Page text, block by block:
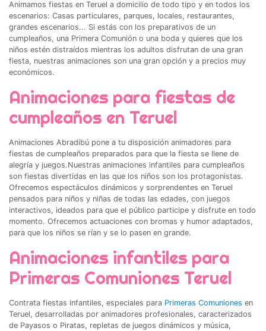
Animamos fiestas en Teruel a domicilio de todo tipo y en todos los
escenarios: Casas particulares, parques, locales, restaurantes,
grandes escenarios... Si estás con los preparativos de un
cumpleaños, una Primera Comunión o una boda y quieres que los
niños estén distraídos mientras los adultos disfrutan de una gran
fiesta, nuestras animaciones son una gran opción y a precios muy
económicos.
Animaciones para fiestas de
cumpleaños en Teruel
Animaciones Abradibú pone a tu disposición animadores para
fiestas de cumpleaños preparados para que la fiesta se llene de
alegría y juegos.Nuestras animaciones infantiles para cumpleaños
son fiestas divertidas en las que los niños son los protagonistas.
Ofrecemos espectáculos dinámicos y sorprendentes en Teruel
pensados para niños y niñas de todas las edades, con juegos
interactivos, ideados para que el público participe y disfrute en todo
momento. Ofrecemos actuaciones con bromas y humor adaptados,
para que los niños se rían y se lo pasen en grande.
Animaciones infantiles para
Primeras Comuniones Teruel
Contrata fiestas infantiles, especiales para Primeras Comuniones en
Teruel, desarrolladas por animadores profesionales, caracterizados
de Payasos o Piratas, repletas de juegos dinámicos y música,